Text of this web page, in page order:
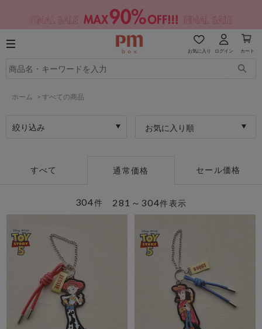
お気に入り ログイン カート
ホーム > すべての商品
絞り込み お気に入り順
すべて 通常価格 セール価格
281～304件表示
304件